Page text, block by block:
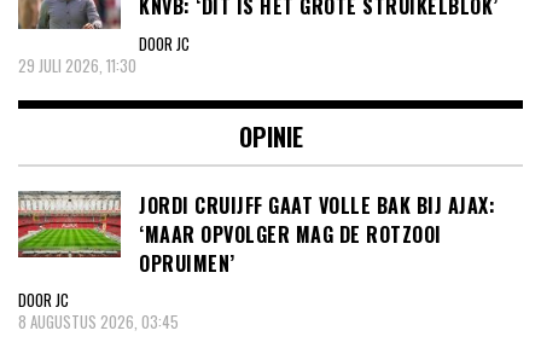
KNVB: ‘DIT IS HET GROTE STRUIKELBLOK’
DOOR JC
29 JULI 2026, 11:30
OPINIE
JORDI CRUIJFF GAAT VOLLE BAK BIJ AJAX:
‘MAAR OPVOLGER MAG DE ROTZOOI
OPRUIMEN’
DOOR JC
8 AUGUSTUS 2026, 03:45